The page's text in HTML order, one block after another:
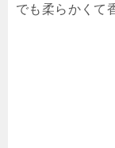
でも柔らかくて